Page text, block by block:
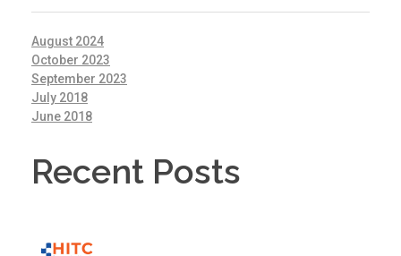
August 2024
October 2023
September 2023
July 2018
June 2018
Recent Posts